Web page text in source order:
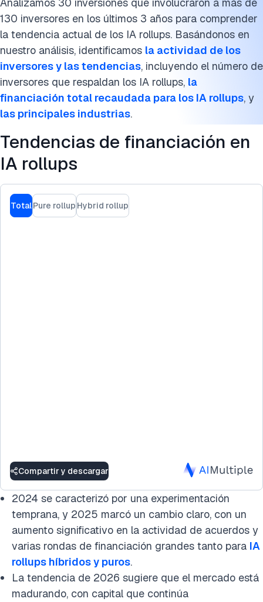
130 inversores en los últimos 3 años para comprender
la tendencia actual de los IA rollups. Basándonos en
nuestro análisis, identificamos la actividad de los
inversores y las tendencias, incluyendo el número de
inversores que respaldan los IA rollups, la
financiación total recaudada para los IA rollups, y
las principales industrias.
Tendencias de financiación en
IA rollups
TotalPure rollup Hybrid rollup
Compartir y descargar
2024 se caracterizó por una experimentación
temprana, y 2025 marcó un cambio claro, con un
aumento significativo en la actividad de acuerdos y
varias rondas de financiación grandes tanto para IA
rollups híbridos y puros.
La tendencia de 2026 sugiere que el mercado está
madurando, con capital que continúa